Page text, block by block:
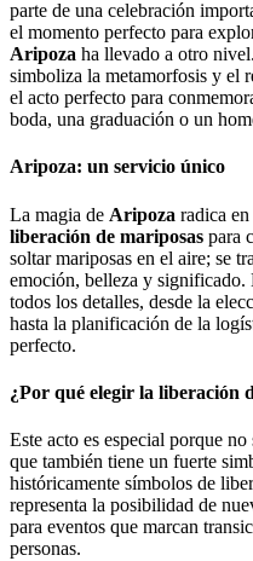
parte de una celebración
el momento perfecto para
Aripoza ha llevado a otro
simboliza la metamorfosis y el
el acto perfecto para
boda, una graduación o un
Aripoza: un servicio único
La magia de Aripoza radica
liberación de mariposas para
soltar mariposas en el aire; se
emoción, belleza y significado.
todos los detalles, desde la
hasta la planificación de la
perfecto.
¿Por qué elegir la liberación
Este acto es especial porque
que también tiene un fuerte
históricamente símbolos de
representa la posibilidad de
para eventos que marcan
personas.